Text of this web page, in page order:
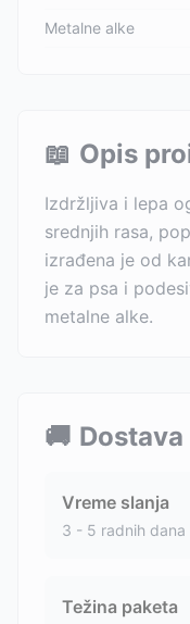
Metalne alke
📖 Opis
Izdržljiva i lepa
srednjih rasa,
izrađena je od
je za psa i
metalne alke.
🚚 Dostava
Vreme slanja
3 - 5 radnih dana
Težina paketa